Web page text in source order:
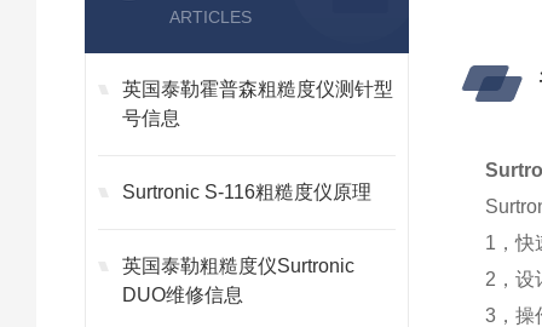
ARTICLES
英国泰勒霍普森粗糙度仪测针型
号信息
Surtronic S-116粗糙度仪原理
英国泰勒粗糙度仪Surtronic
DUO维修信息
1，快
2，设
3，操